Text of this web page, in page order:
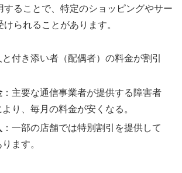
することで、特定のショッピングやサー
られることがあります。
と付き添い者（配偶者）の料金が割引
：主要な通信事業者が提供する障害者
り、毎月の料金が安くなる。
：一部の店舗では特別割引を提供して
ます。